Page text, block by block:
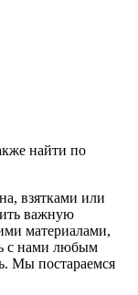
найти по
взятками или
важную
материалами,
с нами любым
Мы постараемся